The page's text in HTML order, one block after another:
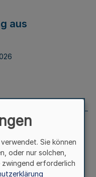
aus
204 vom
Sie können
oder nur solchen,
erforderlich